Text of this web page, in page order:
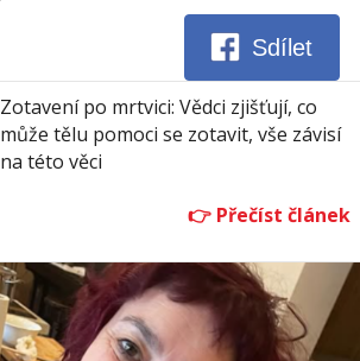
Sdílet
Zotavení po mrtvici: Vědci zjišťují, co
může tělu pomoci se zotavit, vše závisí
na této věci